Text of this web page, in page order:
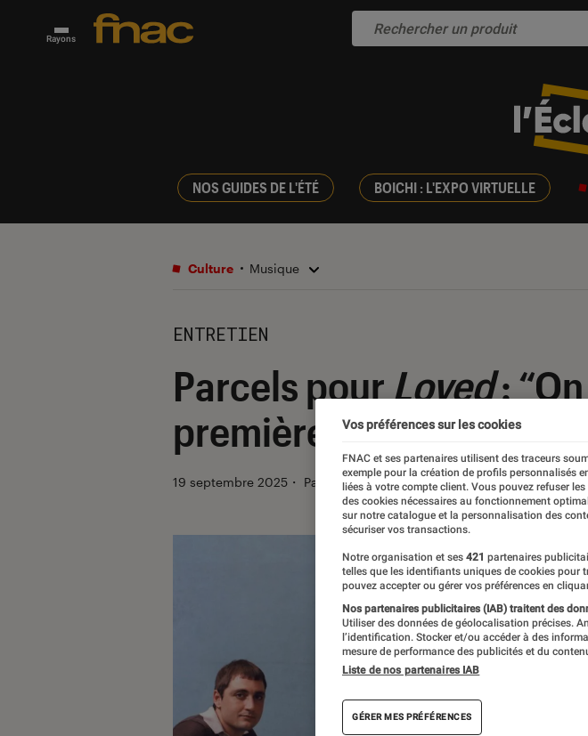
Rayons
NOS GUIDES DE L'ÉTÉ BOICHI : L'EXPO VIRTUELLE
Culture Musique
ENTRETIEN
Parcels pourLoved:
première partie de
19 septembre 2025 ・ Par Thomas Ducres
Vos préférences sur les cookies
FNAC et ses partenaires utilisent des traceurs
exemple pour la création de profils personnalisés
liées à votre compte client. Vous pouvez refuser
des cookies nécessaires au fonctionnement
sur notre catalogue et la personnalisation des
sécuriser vos transactions.
Notre organisation et ses 421 partenaires
telles que les identifiants uniques de cookies pour
pouvez accepter ou gérer vos préférences en
Nos partenaires publicitaires (IAB) traitent des
Utiliser des données de géolocalisation précises.
l’identification. Stocker et/ou accéder à des
mesure de performance des publicités et du
Liste de nos partenaires IAB
GÉRER MES PRÉFÉRENCES